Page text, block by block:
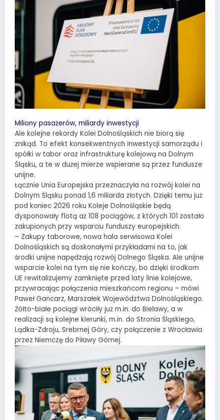
Miliony pasażerów, miliardy inwestycji
Ale kolejne rekordy Kolei Dolnośląskich nie biorą się
znikąd. To efekt konsekwentnych inwestycji samorządu i
spółki w tabor oraz infrastrukturę kolejową na Dolnym
Śląsku, a te w dużej mierze wspierane są przez fundusze
unijne.
Łącznie Unia Europejska przeznaczyła na rozwój kolei na
Dolnym Śląsku ponad 1,6 miliarda złotych. Dzięki temu już
pod koniec 2026 roku Koleje Dolnośląskie będą
dysponowały flotą aż 108 pociągów, z których 101 zostało
zakupionych przy wsparciu funduszy europejskich.
– Zakupy taborowe, nowa hala serwisowa Kolei
Dolnośląskich są doskonałymi przykładami na to, jak
środki unijne napędzają rozwój Dolnego Śląska. Ale unijne
wsparcie kolei na tym się nie kończy, bo dzięki środkom
UE rewitalizujemy zamknięte przed laty linie kolejowe,
przywracając połączenia mieszkańcom regionu – mówi
Paweł Gancarz, Marszałek Województwa Dolnośląskiego.
Żółto-białe pociągi wróciły już m.in. do Bielawy, a w
realizacji są kolejne kierunki, m.in. do Stronia Śląskiego,
Lądka-Zdroju, Srebrnej Góry, czy połączenie z Wrocławia
przez Niemczę do Piławy Górnej.